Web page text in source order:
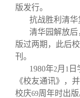
版发行。
抗战胜利清华
清华园解放后
版过两期，此后
刊。
1980年2月 1
《校友通讯》，
校庆69周年时出版